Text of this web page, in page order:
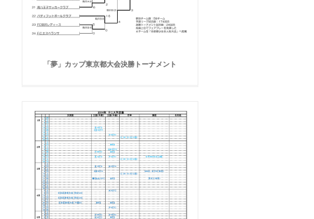
「夢」カップ東京都大会決勝トーナメント